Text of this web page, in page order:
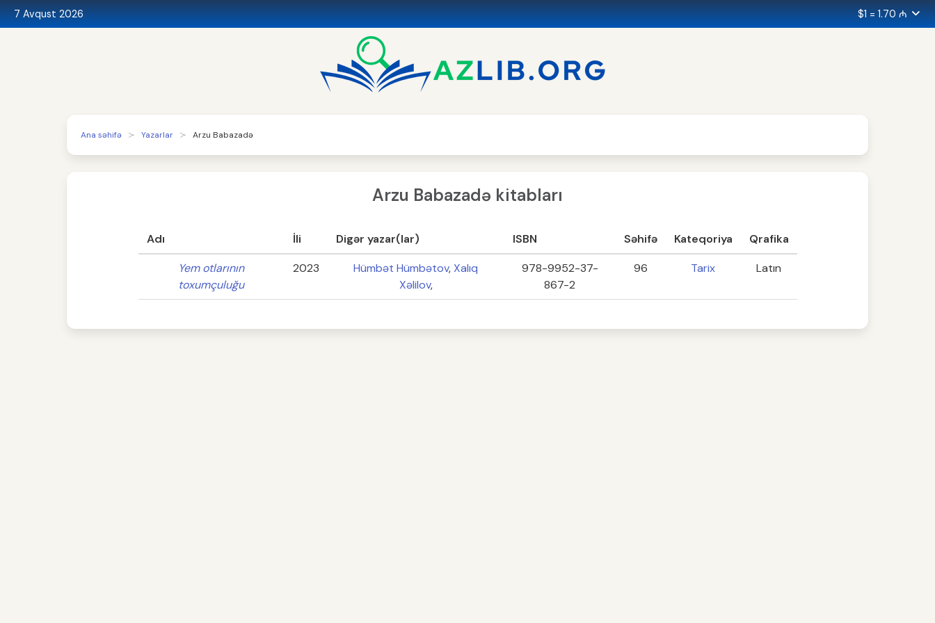
7 Avqust 2026 $1 = 1.70 ₼
Ana səhifə Yazarlar Arzu Babazadə
Arzu Babazadə kitabları
Adı İli Digər yazar(lar) ISBN Səhifə Kateqoriya
Qrafika
Yem otlarının
toxumçuluğu
2023 Hümbət Hümbətov, Xalıq
Xəlilov,
978-9952-37-
867-2
96 Tarix Latın